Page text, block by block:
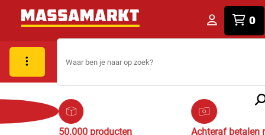
0
Vakantieperiode
50.000 producten